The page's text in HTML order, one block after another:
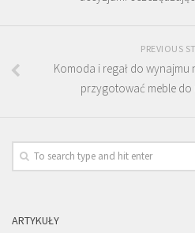
PREVIOUS
Komoda i regał do wynajmu
przygotować meble
ARTYKUŁY